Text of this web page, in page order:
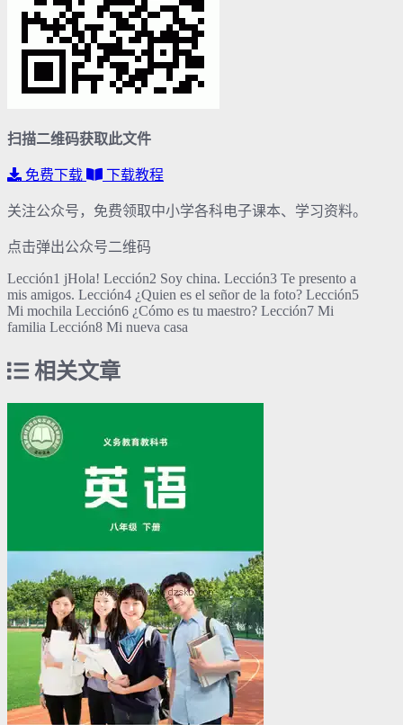
扫描二维码获取此文件
免费下载 下载教程
关注公众号，免费领取中小学各科电子课本、学习资料。
点击弹出公众号二维码
Lección1 jHola! Lección2 Soy china. Lección3 Te presento a
mis amigos. Lección4 ¿Quien es el señor de la foto? Lección5
Mi mochila Lección6 ¿Cómo es tu maestro? Lección7 Mi
familia Lección8 Mi nueva casa
相关文章